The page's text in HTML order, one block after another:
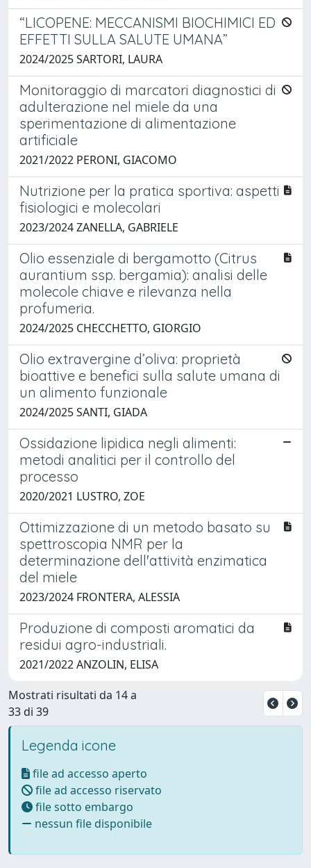
“LICOPENE: MECCANISMI BIOCHIMICI ED
EFFETTI SULLA SALUTE UMANA”
2024/2025 SARTORI, LAURA
Monitoraggio di marcatori diagnostici di
adulterazione nel miele da una
sperimentazione di alimentazione
artificiale
2021/2022 PERONI, GIACOMO
Nutrizione per la pratica sportiva: aspetti
fisiologici e molecolari
2023/2024 ZANELLA, GABRIELE
Olio essenziale di bergamotto (Citrus
aurantium ssp. bergamia): analisi delle
molecole chiave e rilevanza nella
profumeria.
2024/2025 CHECCHETTO, GIORGIO
Olio extravergine d’oliva: proprietà
bioattive e benefici sulla salute umana di
un alimento funzionale
2024/2025 SANTI, GIADA
Ossidazione lipidica negli alimenti:
metodi analitici per il controllo del
processo
2020/2021 LUSTRO, ZOE
Ottimizzazione di un metodo basato su
spettroscopia NMR per la
determinazione dell'attività enzimatica
del miele
2023/2024 FRONTERA, ALESSIA
Produzione di composti aromatici da
residui agro-industriali.
2021/2022 ANZOLIN, ELISA
Mostrati risultati da 14 a
33 di 39
Legenda icone
file ad accesso aperto
file ad accesso riservato
file sotto embargo
nessun file disponibile